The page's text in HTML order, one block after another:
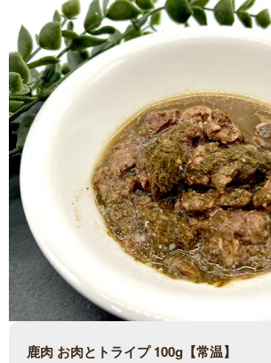
鹿肉 お肉とトライプ 100g【常温】